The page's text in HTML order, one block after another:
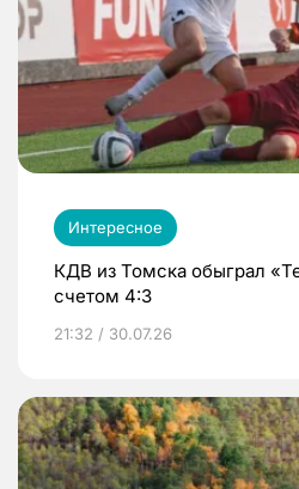
Интересное
КДВ из Томска обыграл
счетом 4:3
21:32 / 30.07.26